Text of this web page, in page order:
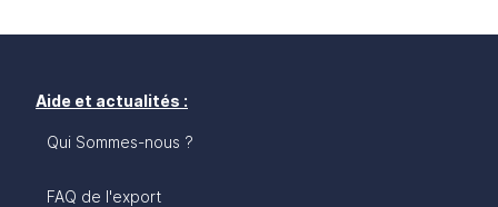
Aide et actualités :
Qui Sommes-nous ?
FAQ de l'export